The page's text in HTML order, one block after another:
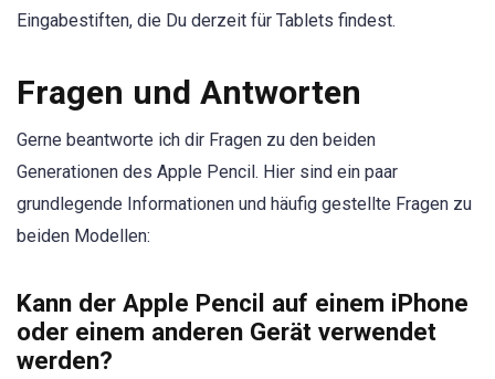
Eingabestiften, die Du derzeit für Tablets findest.
Fragen und Antworten
Gerne beantworte ich dir Fragen zu den beiden
Generationen des Apple Pencil. Hier sind ein paar
grundlegende Informationen und häufig gestellte Fragen zu
beiden Modellen:
Kann der Apple Pencil auf einem iPhone
oder einem anderen Gerät verwendet
werden?